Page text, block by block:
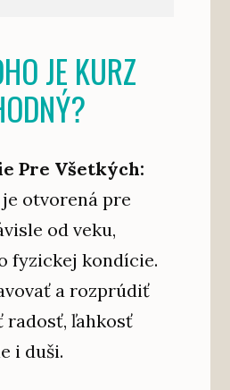
JE KURZ
Pre Všetkých:
otvorená pre
od veku,
fyzickej kondície.
a rozprúdiť
radosť, ľahkosť
i duši.